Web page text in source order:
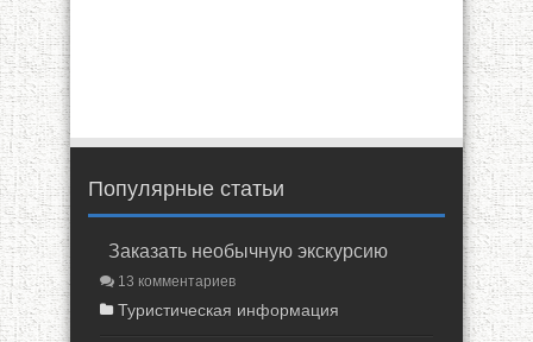
Популярные статьи
Заказать необычную экскурсию
13 комментариев
Туристическая информация